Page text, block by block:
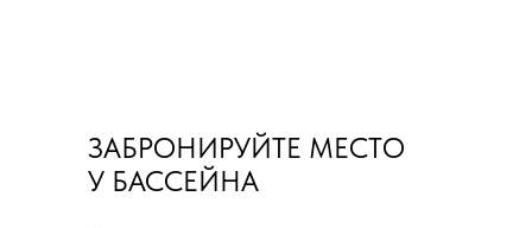
ЗАБРОНИРУЙТЕ МЕСТО
У БАССЕЙНА